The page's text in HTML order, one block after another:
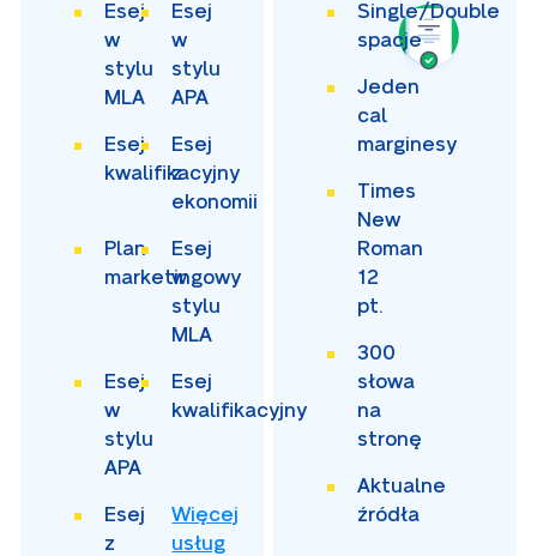
Esej
w
stylu
MLA
Esej
w
stylu
APA
Esej
kwalifikacyjny
Esej
z
ekonomii
Plan
marketingowy
Esej
w
stylu
MLA
Esej
w
stylu
APA
Esej
kwalifikacyjny
Esej
z
Więcej
usług
Single/Double
spacje
Jeden
cal
marginesy
Times
New
Roman
12
pt.
300
słowa
na
stronę
Aktualne
źródła